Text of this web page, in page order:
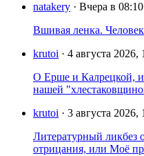
natakery · Вчера в 08:10
Вшивая ленка.
krutoi · 4 августа 2026,
О Ерше и Калрецкой,
нашей
krutoi · 3 августа 2026,
Литературный ликбез
отрицания, или Моё